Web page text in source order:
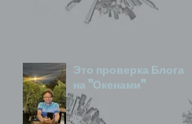
Это проверка Блога
на "Окенами"